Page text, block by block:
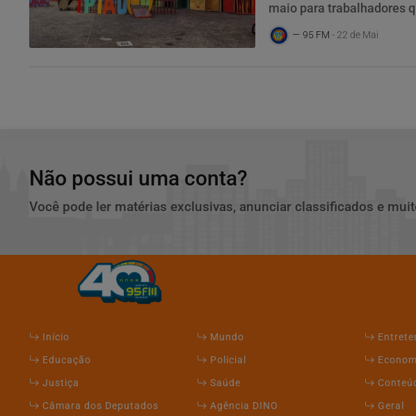
maio para trabalhadores
os festejos juninos
95 FM - 22 de Mai
Não possui uma conta?
Você pode ler matérias exclusivas, anunciar classificados e
Início Mundo
Educação
Policial
Justiça
Saúde
Câmara dos Deputados
Agência DINO Geral